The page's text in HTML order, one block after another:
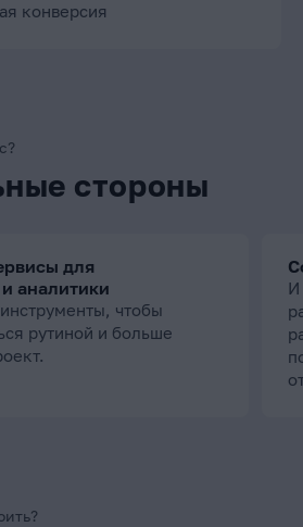
конверсия
стороны
для
аналитики
чтобы
рутиной и больше
И